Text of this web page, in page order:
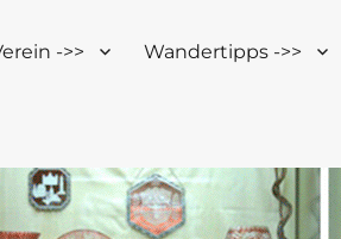
->> Wandertipps ->>